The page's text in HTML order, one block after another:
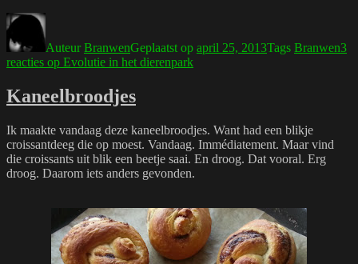
AuteurBranwenGeplaatst op april 25, 2013Tags Branwen3
reacties op Evolutie in het dierenpark
Kaneelbroodjes
Ik maakte vandaag deze kaneelbroodjes. Want had een blikje
croissantdeeg die op moest. Vandaag. Immédiatement. Maar vind
die croissants uit blik een beetje saai. En droog. Dat vooral. Erg
droog. Daarom iets anders gevonden.